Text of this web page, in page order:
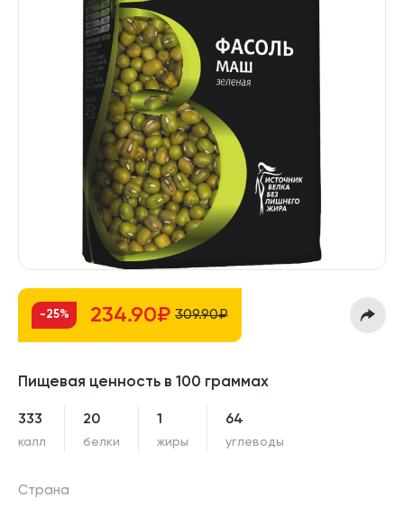
-25% 234.90₽ 309.90₽
Пищевая ценность в 100 граммах
333
калл
20
белки
1
жиры
64
углеводы
Страна